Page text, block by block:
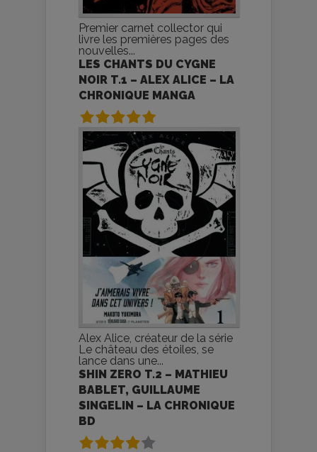
Premier carnet collector qui
livre les premières pages des
nouvelles...
LES CHANTS DU CYGNE
NOIR T.1 – ALEX ALICE – LA
CHRONIQUE MANGA
Alex Alice, créateur de la série
Le château des étoiles, se
lance dans une...
SHIN ZERO T.2 – MATHIEU
BABLET, GUILLAUME
SINGELIN – LA CHRONIQUE
BD